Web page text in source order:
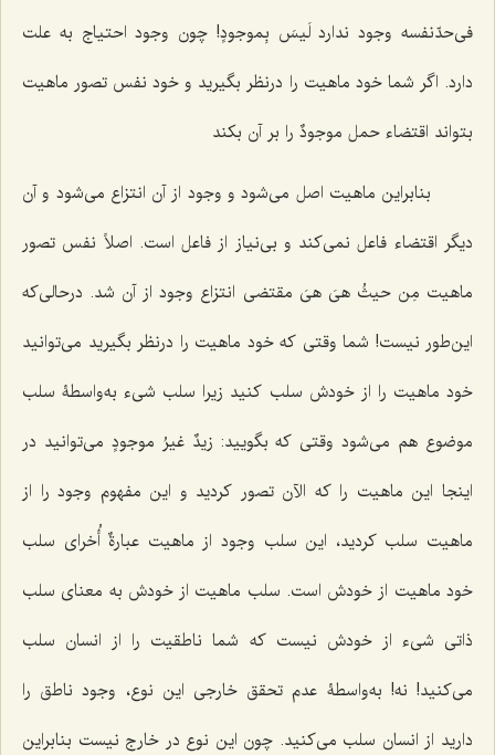
فی‌حدّنفسه وجود نداردلَیسَ بِموجودٍ! چون وجود احتیاج به علت
دارد. اگر شما خود ماهیت را درنظر بگیرید و خود نفس تصور ماهیت
بتواند اقتضاء حمل موجودٌ را بر آن بکند
بنابراین ماهیت اصل می‌شود و وجود از آن انتزاع می‌شود و آن
دیگر اقتضاء فاعل نمی‌کند و بی‌نیاز از فاعل است. اصلاً نفس تصور
ماهیت مِن حیثُ هیَ هیَ مقتضی انتزاع وجود از آن شد. درحالی‌که
این‌طور نیست! شما وقتی که خود ماهیت را درنظر بگیرید می‌توانید
خود ماهیت را از خودش سلب کنید زیرا سلب شیء به‌واسطۀ سلب
موضوع هم می‌شود وقتی که بگویید: زیدٌ غیرُ موجودٍ می‌توانید در
اینجا این ماهیت را که الآن تصور کردید و این مفهوم وجود را از
ماهیت سلب کردید، این سلب وجود از ماهیت عبارةٌ أُخرای سلب
خود ماهیت از خودش است. سلب ماهیت از خودش به معنای سلب
ذاتی شیء از خودش نیست که شما ناطقیت را از انسان سلب
می‌کنید! نه! به‌واسطۀ عدم تحقق خارجی این نوع، وجود ناطق را
دارید از انسان سلب می‌کنید. چون این نوع در خارج نیست بنابراین